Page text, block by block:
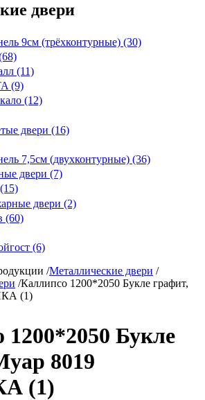
двери
9см (трёхконтурные) (30)
(11)
(9)
(12)
двери (16)
7,5см (двухконтурные) (36)
двери (7)
двери (2)
(60)
(6)
/Металлические двери /
/Каллипсо 1200*2050 Букле графит,
(1)
1200*2050 Букле
8019
(1)